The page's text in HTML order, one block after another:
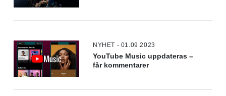
NYHET - 01.09.2023
YouTube Music uppdateras –
får kommentarer